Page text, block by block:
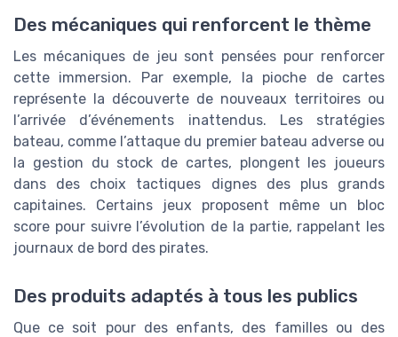
Des mécaniques qui renforcent le thème
Les mécaniques de jeu sont pensées pour renforcer
cette immersion. Par exemple, la pioche de cartes
représente la découverte de nouveaux territoires ou
l’arrivée d’événements inattendus. Les stratégies
bateau, comme l’attaque du premier bateau adverse ou
la gestion du stock de cartes, plongent les joueurs
dans des choix tactiques dignes des plus grands
capitaines. Certains jeux proposent même un bloc
score pour suivre l’évolution de la partie, rappelant les
journaux de bord des pirates.
Des produits adaptés à tous les publics
Que ce soit pour des enfants, des familles ou des